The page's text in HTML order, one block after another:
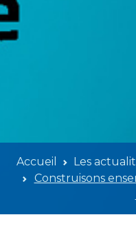
Accueil
Les
Construisons